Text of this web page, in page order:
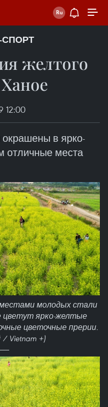
СПОРТ
желтого
12:00
в ярко-
отличные места
молодых стали
цветут ярко-желтые
цветочные прерии.
Vietnam +)